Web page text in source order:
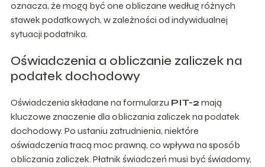
oznacza, że mogą być one obliczane według różnych
stawek podatkowych, w zależności od indywidualnej
sytuacji podatnika.
Oświadczenia a obliczanie zaliczek na
podatek dochodowy
Oświadczenia składane na formularzu PIT-2 mają
kluczowe znaczenie dla obliczania zaliczek na podatek
dochodowy. Po ustaniu zatrudnienia, niektóre
oświadczenia tracą moc prawną, co wpływa na sposób
obliczania zaliczek. Płatnik świadczeń musi być świadomy,